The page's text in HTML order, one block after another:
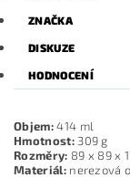
ZNAČKA
DISKUZE
HODNOCENÍ
Objem:414 ml
Hmotnost:309 g
Rozměry: 89 x 89 x
Materiál:nerezová